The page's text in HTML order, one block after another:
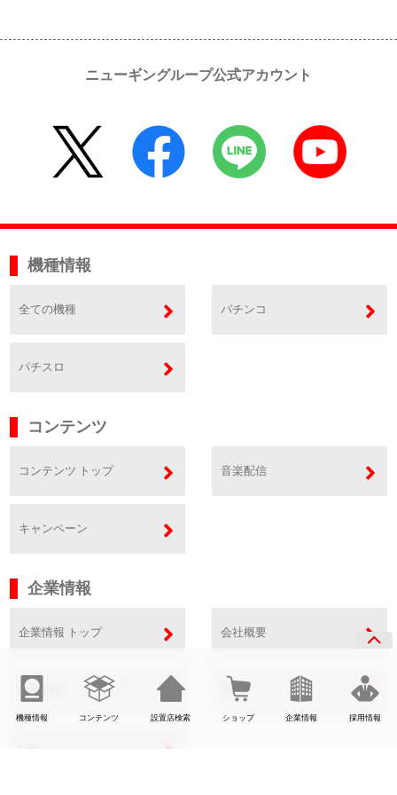
機種情報 コンテンツ 設置店検索 ショップ 企業情報 採用情報
ニューギングループ公式アカウント
機種情報
全ての機種 パチンコ
パチスロ
コンテンツ
コンテンツ トップ 音楽配信
キャンペーン
企業情報
企業情報 トップ 会社概要
事業内容 SDGs